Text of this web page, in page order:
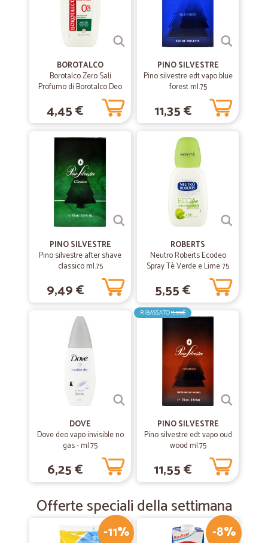
veloce la consegna e gentilissima…
veloce la consegna e gentilissima l'interlocutrice al telefono che mi
ha dissolto i dubbi
—Silvia F.
Servizio fantastico
Costantino M.
Friendly app
Friendly app, economico, veloce.
Accuratezza e precisione
Accuratezza e precisione. Comunicazioni chiare
BOROTALCO
Borotalco Zero Sali
Profumo di Borotalco Deo
4,45 €
PINO SILVESTRE
Pino silvestre edt vapo blue
forest ml.75
11,35 €
PINO SILVESTRE
Pino silvestre after shave
classico ml.75
9,49 €
ROBERTS
Neutro Roberts Ecodeo
Spray Tè Verde e Lime 75
5,55 €
DOVE
Dove deo vapo invisible no
gas - ml.75
6,25 €
RIBASSATO11,99€
PINO SILVESTRE
Pino silvestre edt vapo oud
wood ml.75
11,55 €
Offerte speciali della settimana
-11% -8%